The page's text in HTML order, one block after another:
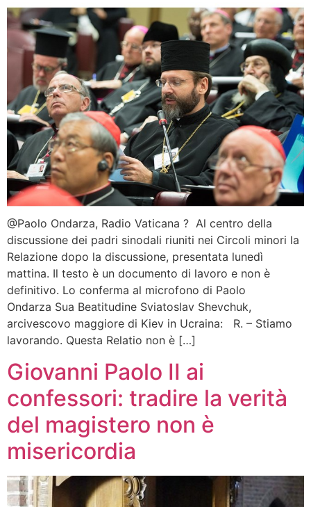
@Paolo Ondarza, Radio Vaticana ? Al centro della
discussione dei padri sinodali riuniti nei Circoli minori la
Relazione dopo la discussione, presentata lunedì
mattina. Il testo è un documento di lavoro e non è
definitivo. Lo conferma al microfono di Paolo
Ondarza Sua Beatitudine Sviatoslav Shevchuk,
arcivescovo maggiore di Kiev in Ucraina: R. – Stiamo
lavorando. Questa Relatio non è […]
Giovanni Paolo II ai
confessori: tradire la verità
del magistero non è
misericordia